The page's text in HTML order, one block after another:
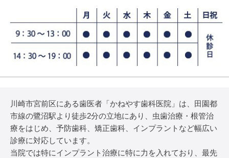
川崎市宮前区にある歯医者「かねやす歯科医院」は、田園都
市線の鷺沼駅より徒歩2分の立地にあり、虫歯治療・根管治
療をはじめ、予防歯科、矯正歯科、インプラントなど幅広い
診療に対応しています。
当院では特にインプラント治療に特に力を入れており、最先